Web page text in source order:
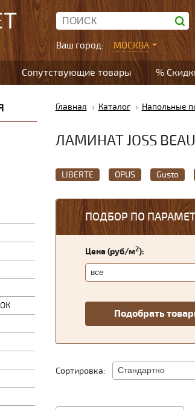
Ваш город: МОСКВА
Сопутствующие товары %
Главная Каталог Напольные
ЛАМИНАТ JOSS
LIBERTE OPUS Gusto
ПОДБОР ПО
Цена (руб/м2):
Сортировка: